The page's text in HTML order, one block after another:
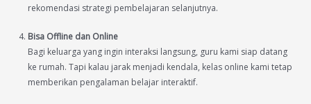
rekomendasi strategi pembelajaran selanjutnya.
Bisa Offline dan Online
Bagi keluarga yang ingin interaksi langsung, guru kami siap datang
ke rumah. Tapi kalau jarak menjadi kendala, kelas online kami tetap
memberikan pengalaman belajar interaktif.